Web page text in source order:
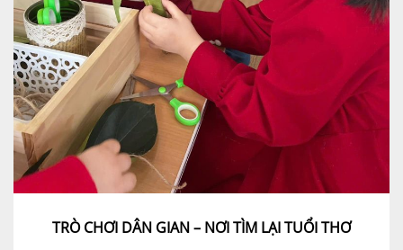
TRÒ CHƠI DÂN GIAN – NƠI TÌM LẠI TUỔI THƠ